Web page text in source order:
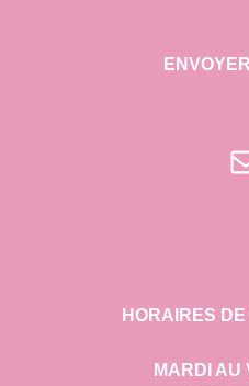
HORAIRES
MARDI AU